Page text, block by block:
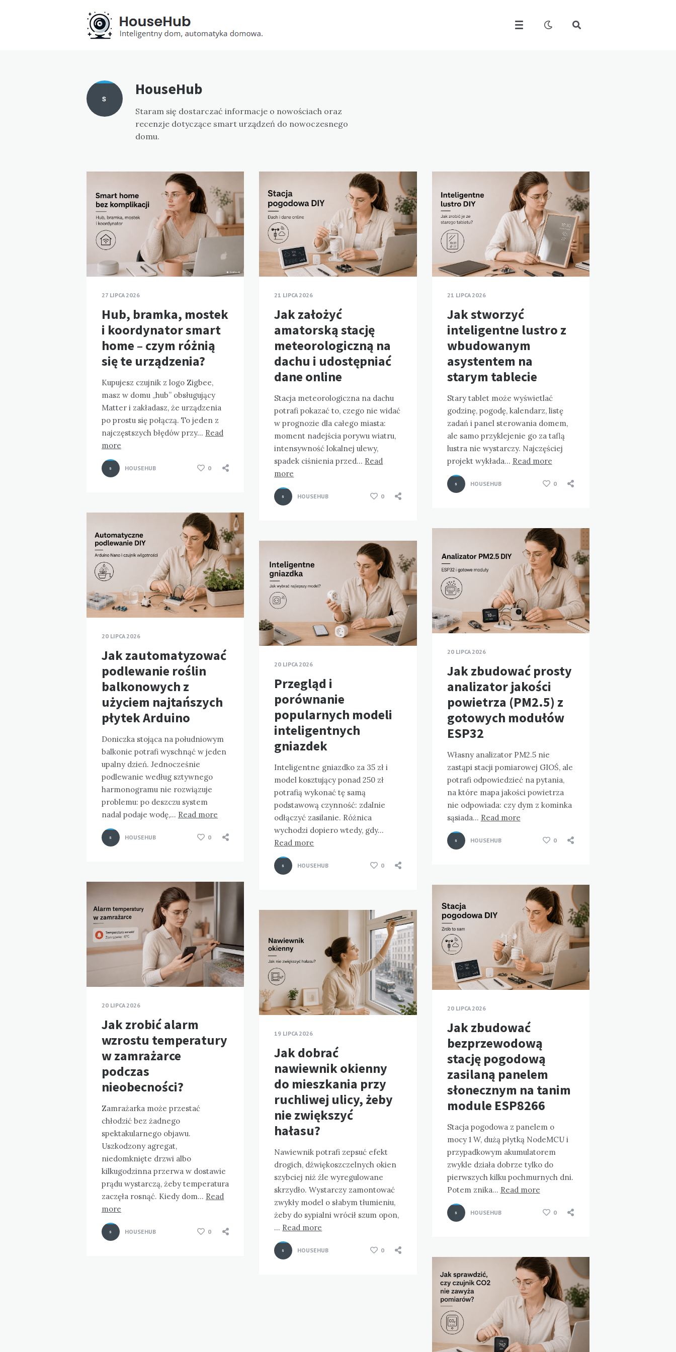
HouseHub
Staram się dostarczać informacje o nowościach oraz
recenzje dotyczące smart urządzeń do nowoczesnego
domu.
27 LIPCA 2026
Hub, bramka, mostek
i koordynator smart
home – czym różnią
się te urządzenia?
Kupujesz czujnik z logo Zigbee,
masz w domu „hub” obsługujący
Matter i zakładasz, że urządzenia
po prostu się połączą. To jeden z
najczęstszych błędów przy… Read
more
HOUSEHUB 0
21 LIPCA 2026
Jak założyć
amatorską stację
meteorologiczną na
dachu i udostępniać
dane online
Stacja meteorologiczna na dachu
potrafi pokazać to, czego nie widać
w prognozie dla całego miasta:
moment nadejścia porywu wiatru,
intensywność lokalnej ulewy,
spadek ciśnienia przed… Read
more
HOUSEHUB 0
21 LIPCA 2026
Jak stworzyć
inteligentne lustro z
wbudowanym
asystentem na
starym tablecie
Stary tablet może wyświetlać
godzinę, pogodę, kalendarz, listę
zadań i panel sterowania domem,
ale samo przyklejenie go za taflą
lustra nie wystarczy. Najczęściej
projekt wykłada… Read more
HOUSEHUB 0
20 LIPCA 2026
Jak zautomatyzować
podlewanie roślin
balkonowych z
użyciem najtańszych
płytek Arduino
Doniczka stojąca na południowym
balkonie potrafi wyschnąć w jeden
upalny dzień. Jednocześnie
podlewanie według sztywnego
harmonogramu nie rozwiązuje
problemu: po deszczu system
nadal podaje wodę,… Read more
HOUSEHUB 0
20 LIPCA 2026
Jak zbudować prosty
analizator jakości
powietrza (PM2.5) z
gotowych modułów
ESP32
Własny analizator PM2.5 nie
zastąpi stacji pomiarowej GIOŚ, ale
potrafi odpowiedzieć na pytania,
na które mapa jakości powietrza
nie odpowiada: czy dym z kominka
sąsiada… Read more
HOUSEHUB 0
20 LIPCA 2026
Przegląd i
porównanie
popularnych modeli
inteligentnych
gniazdek
Inteligentne gniazdko za 35 zł i
model kosztujący ponad 250 zł
potrafią wykonać tę samą
podstawową czynność: zdalnie
odłączyć zasilanie. Różnica
wychodzi dopiero wtedy, gdy…
Read more
HOUSEHUB 0
20 LIPCA 2026
Jak zrobić alarm
wzrostu temperatury
w zamrażarce
podczas
nieobecności?
Zamrażarka może przestać
chłodzić bez żadnego
spektakularnego objawu.
Uszkodzony agregat,
niedomknięte drzwi albo
kilkugodzinna przerwa w dostawie
prądu wystarczą, żeby temperatura
zaczęła rosnąć. Kiedy dom… Read
more
HOUSEHUB 0
20 LIPCA 2026
Jak zbudować
bezprzewodową
stację pogodową
zasilaną panelem
słonecznym na tanim
module ESP8266
Stacja pogodowa z panelem o
mocy 1 W, dużą płytką NodeMCU i
przypadkowym akumulatorem
zwykle działa dobrze tylko do
pierwszych kilku pochmurnych dni.
Potem znika… Read more
HOUSEHUB 0
19 LIPCA 2026
Jak dobrać
nawiewnik okienny
do mieszkania przy
ruchliwej ulicy, żeby
nie zwiększyć
hałasu?
Nawiewnik potrafi zepsuć efekt
drogich, dźwiękoszczelnych okien
szybciej niż źle wyregulowane
skrzydło. Wystarczy zamontować
zwykły model o słabym tłumieniu,
żeby do sypialni wrócił szum opon,
… Read more
HOUSEHUB 0